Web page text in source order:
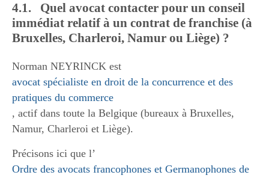
4.1. Quel avocat contacter pour un conseil
immédiat relatif à un contrat de franchise (à
Bruxelles, Charleroi, Namur ou Liège) ?
Norman NEYRINCK est
avocat spécialiste en droit de la concurrence et des
pratiques du commerce
, actif dans toute la Belgique (bureaux à Bruxelles,
Namur, Charleroi et Liège).
Précisons ici que l’
Ordre des avocats francophones et Germanophones de